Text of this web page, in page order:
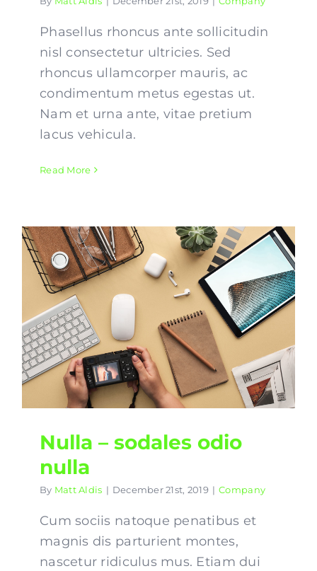
Phasellus rhoncus ante sollicitudin
nisl consectetur ultricies. Sed
rhoncus ullamcorper mauris, ac
condimentum metus egestas ut.
Nam et urna ante, vitae pretium
lacus vehicula.
Read More
Nulla – sodales odio
nulla
By Matt Aldis | December 21st, 2019 | Company
Cum sociis natoque penatibus et
magnis dis parturient montes,
nascetur ridiculus mus. Etiam dui